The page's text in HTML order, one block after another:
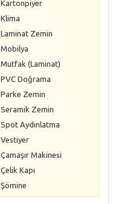
Kartonpiyer
Klima
Laminat Zemin
Mobilya
Mutfak (Laminat)
PVC Doğrama
Parke Zemin
Seramik Zemin
Spot Aydınlatma
Vestiyer
Çamaşır Makinesi
Çelik Kapı
Şömine